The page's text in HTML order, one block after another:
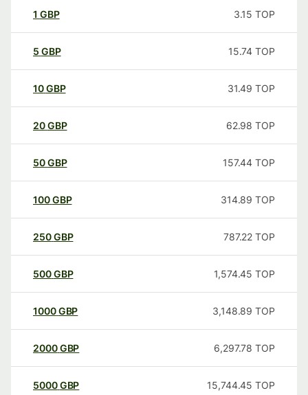
1 GBP 3.15 TOP
5 GBP 15.74 TOP
10GBP 31.49 TOP
20GBP 62.98 TOP
50GBP 157.44 TOP
100GBP 314.89 TOP
250GBP 787.22 TOP
500GBP 1,574.45 TOP
1000GBP 3,148.89 TOP
2000GBP 6,297.78 TOP
5000GBP 15,744.45 TOP